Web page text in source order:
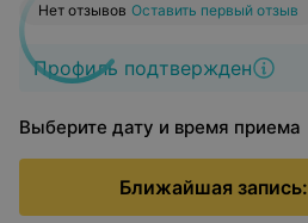
Профиль подтвержден
Нет отзывов Оставить первый отзыв
Выберите дату и время приема
Ближайшая запись: